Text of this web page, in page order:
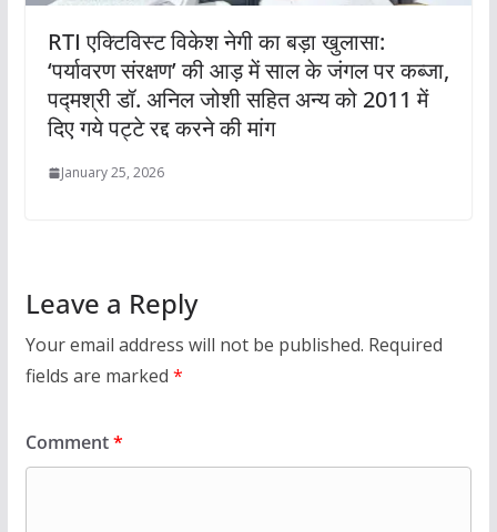
RTI एक्टिविस्ट विकेश नेगी का बड़ा खुलासा:
‘पर्यावरण संरक्षण’ की आड़ में साल के जंगल पर कब्जा,
पद्मश्री डॉ. अनिल जोशी सहित अन्य को 2011 में
दिए गये पट्टे रद्द करने की मांग
January 25, 2026
Leave a Reply
Your email address will not be published. Required
fields are marked *
Comment*